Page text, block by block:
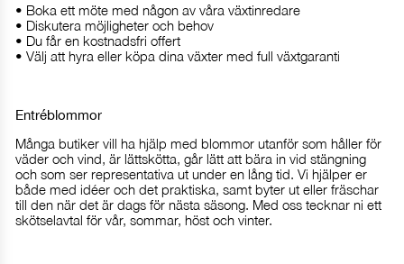
• Boka ett möte med någon av våra växtinredare
• Diskutera möjligheter och behov
• Du får en kostnadsfri offert
• Välj att hyra eller köpa dina växter med full växtgaranti
Entréblommor
Många butiker vill ha hjälp med blommor utanför som håller för
väder och vind, är lättskötta, går lätt att bära in vid stängning
och som ser representativa ut under en lång tid. Vi hjälper er
både med idéer och det praktiska, samt byter ut eller fräschar
till den när det är dags för nästa säsong. Med oss tecknar ni ett
skötselavtal för vår, sommar, höst och vinter.